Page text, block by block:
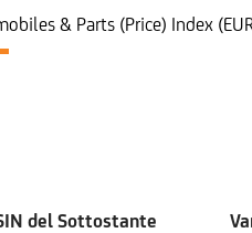
& Parts (Price) Index
del Sottostante